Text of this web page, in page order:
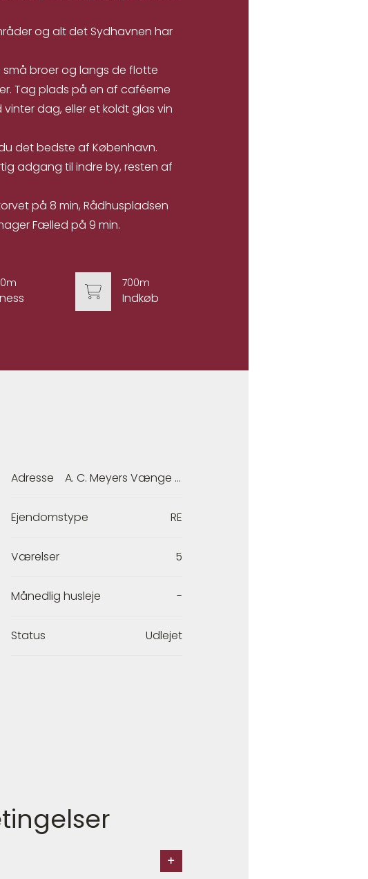
og alt det Sydhavnen har
små broer og langs de flotte
Tag plads på en af caféerne
dag, eller et koldt glas vin
det bedste af København.
adgang til indre by, resten af
på 8 min, Rådhuspladsen
Fælled på 9 min.
700m
Indkøb
Adresse A. C. Meyers Vænge 82
Ejendomstype RE
Værelser 5
Månedlig husleje -
Status Udlejet